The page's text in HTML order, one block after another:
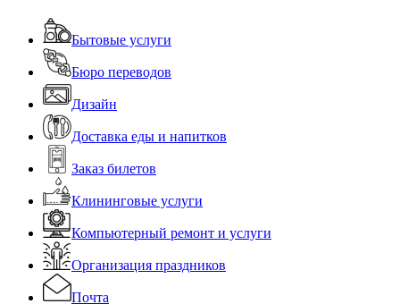
Бытовые услуги
Бюро переводов
Дизайн
Доставка еды и напитков
Заказ билетов
Клининговые услуги
Компьютерный ремонт и услуги
Организация праздников
Почта